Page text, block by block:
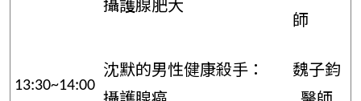
攝護腺肥大
師
13:30~14:00
沈默的男性健康殺手：
魏子鈞